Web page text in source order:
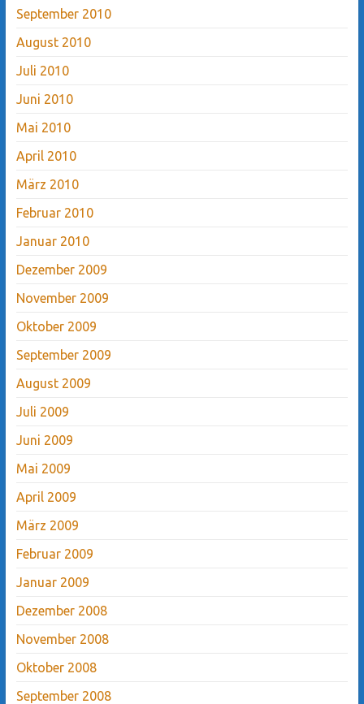
September 2010
August 2010
Juli 2010
Juni 2010
Mai 2010
April 2010
März 2010
Februar 2010
Januar 2010
Dezember 2009
November 2009
Oktober 2009
September 2009
August 2009
Juli 2009
Juni 2009
Mai 2009
April 2009
März 2009
Februar 2009
Januar 2009
Dezember 2008
November 2008
Oktober 2008
September 2008